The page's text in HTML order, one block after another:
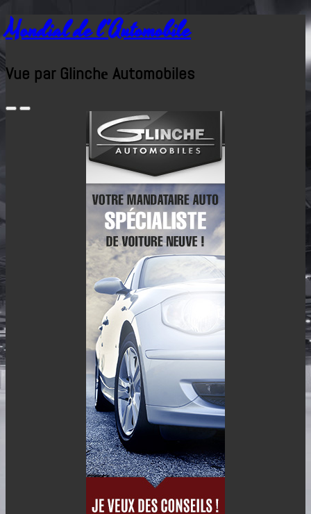
Mondial de l'Automobile
Vue par Glinchе Automobiles